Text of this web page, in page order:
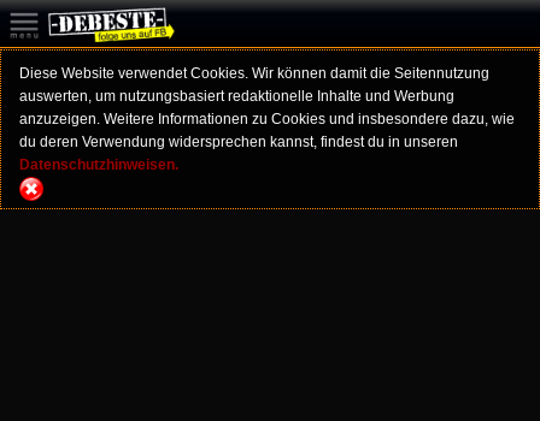
Diese Website verwendet Cookies. Wir können damit die Seitennutzung
auswerten, um nutzungsbasiert redaktionelle Inhalte und Werbung
anzuzeigen. Weitere Informationen zu Cookies und insbesondere dazu, wie
du deren Verwendung widersprechen kannst, findest du in unseren
Datenschutzhinweisen.